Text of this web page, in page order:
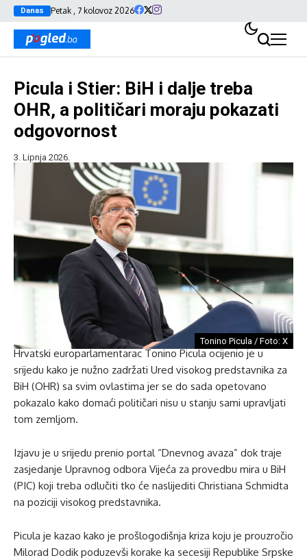
Danas Petak , 7 kolovoz 2026
Picula i Stier: BiH i dalje treba
OHR, a političari moraju pokazati
odgovornost
3. Lipnja 2026.
Tonino Picula / Foto: X
Hrvatski europarlamentarac Tonino Picula ocijenio je u
srijedu kako je nužno zadržati Ured visokog predstavnika za
BiH (OHR) sa svim ovlastima jer se do sada opetovano
pokazalo kako domaći političari nisu u stanju sami upravljati
tom zemljom.
Izjavu je u srijedu prenio portal “Dnevnog avaza” dok traje
zasjedanje Upravnog odbora Vijeća za provedbu mira u BiH
(PIC) koji treba odlučiti tko će naslijediti Christiana Schmidta
na poziciji visokog predstavnika.
Picula je kazao kako je prošlogodišnja kriza koju je prouzročio
Milorad Dodik poduzevši korake ka secesiji Republike Srpske